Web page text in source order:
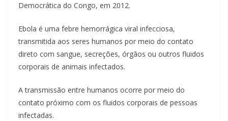
Democrática do Congo, em 2012.
Ebola é uma febre hemorrágica viral infecciosa,
transmitida aos seres humanos por meio do contato
direto com sangue, secreções, órgãos ou outros fluidos
corporais de animais infectados.
A transmissão entre humanos ocorre por meio do
contato próximo com os fluidos corporais de pessoas
infectadas.